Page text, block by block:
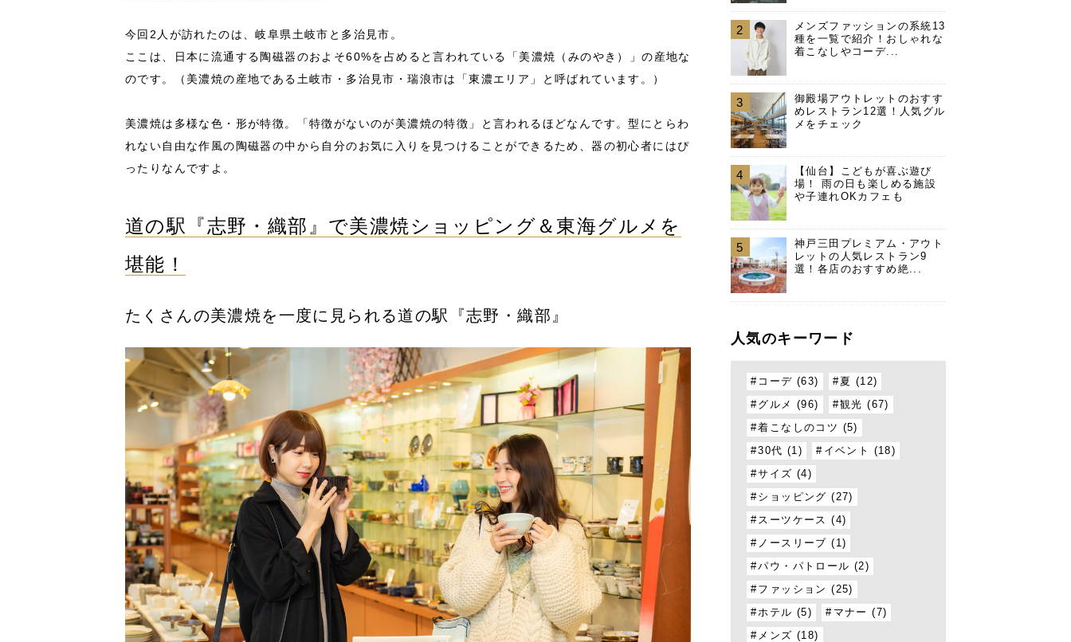
今回2人が訪れたのは、岐阜県土岐市と多治見市。
ここは、日本に流通する陶磁器のおよそ60%を占めると言われている「美濃焼（みのやき）」の産地な
のです。（美濃焼の産地である土岐市・多治見市・瑞浪市は「東濃エリア」と呼ばれています。）
美濃焼は多様な色・形が特徴。「特徴がないのが美濃焼の特徴」と言われるほどなんです。型にとらわ
れない自由な作風の陶磁器の中から自分のお気に入りを見つけることができるため、器の初心者にはぴ
ったりなんですよ。
道の駅『志野・織部』で美濃焼ショッピング＆東海グルメを
堪能！
たくさんの美濃焼を一度に見られる道の駅『志野・織部』
2
メンズファッションの系統13
種を一覧で紹介！おしゃれな
着こなしやコーデ...
3
御殿場アウトレットのおすす
めレストラン12選！人気グル
メをチェック
4
【仙台】こどもが喜ぶ遊び
場！ 雨の日も楽しめる施設
や子連れOKカフェも
5
神戸三田プレミアム・アウト
レットの人気レストラン9
選！各店のおすすめ絶...
人気のキーワード
コーデ (63) 夏 (12)
グルメ (96) 観光 (67)
着こなしのコツ (5)
30代 (1) イベント (18)
サイズ (4)
ショッピング (27)
スーツケース (4)
ノースリーブ (1)
パウ・パトロール (2)
ファッション (25)
ホテル (5) マナー (7)
メンズ (18)